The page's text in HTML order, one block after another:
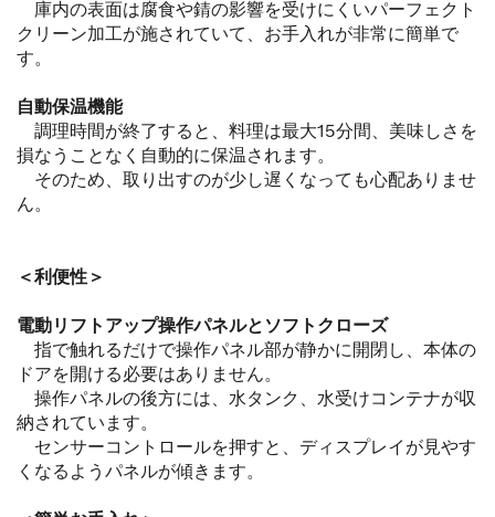
庫内の表面は腐食や錆の影響を受けにくいパーフェクト
クリーン加工が施されていて、お手入れが非常に簡単で
す。
自動保温機能
調理時間が終了すると、料理は最大15分間、美味しさを
損なうことなく自動的に保温されます。
そのため、取り出すのが少し遅くなっても心配ありませ
ん。
＜利便性＞
電動リフトアップ操作パネルとソフトクローズ
指で触れるだけで操作パネル部が静かに開閉し、本体の
ドアを開ける必要はありません。
操作パネルの後方には、水タンク、水受けコンテナが収
納されています。
センサーコントロールを押すと、ディスプレイが見やす
くなるようパネルが傾きます。